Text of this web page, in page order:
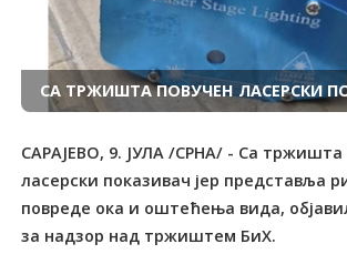
СА ТРЖИШТА ПОВУЧЕН ЛАСЕРСКИ
САРАЈЕВО, 9. ЈУЛА /СРНА/ - Са тржишта
ласерски показивач јер представља
повреде ока и оштећења вида,
за надзор над тржиштем БиХ.